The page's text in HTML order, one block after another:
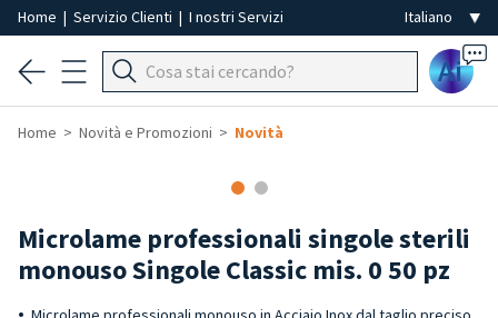
Home | Servizio Clienti | I nostri Servizi
Ai
Home Novità e Promozioni Novità
Microlame professionali singole sterili
monouso Singole Classic mis. 0 50 pz